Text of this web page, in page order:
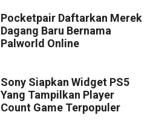
Pocketpair Daftarkan Merek
Dagang Baru Bernama
Palworld Online
Sony Siapkan Widget PS5
Yang Tampilkan Player
Count Game Terpopuler